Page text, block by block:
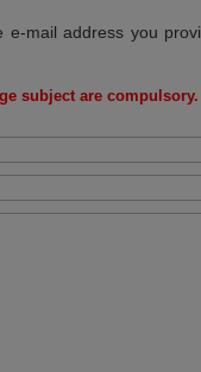
e-mail address you
subject are compulsory.